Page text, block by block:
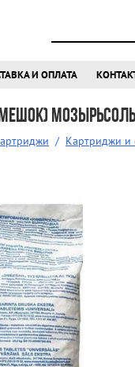
И ОПЛАТА
МОЗЫРЬСОЛЬ
/ Картриджи и